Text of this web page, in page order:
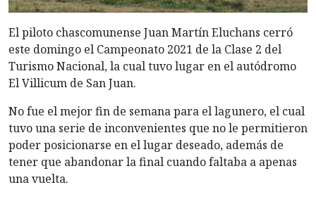
El piloto chascomunense Juan Martín Eluchans cerró
este domingo el Campeonato 2021 de la Clase 2 del
Turismo Nacional, la cual tuvo lugar en el autódromo
El Villicum de San Juan.
No fue el mejor fin de semana para el lagunero, el cual
tuvo una serie de inconvenientes que no le permitieron
poder posicionarse en el lugar deseado, además de
tener que abandonar la final cuando faltaba a apenas
una vuelta.